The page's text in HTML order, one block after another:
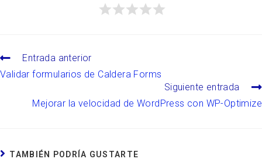
Entrada anterior
Validar formularios de Caldera Forms
Siguiente entrada
Mejorar la velocidad de WordPress con WP-Optimize
TAMBIÉN PODRÍA GUSTARTE